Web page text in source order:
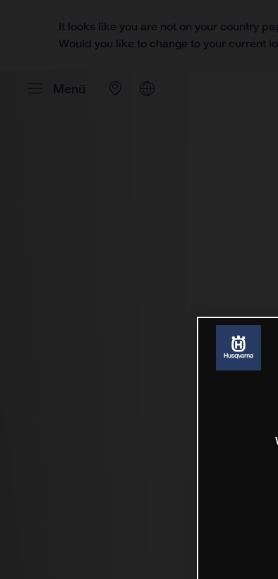
It looks like you are not on your country
Would you like to change to your current
Menü